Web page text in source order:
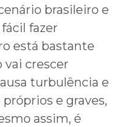
brasileiro e
fazer
está bastante
vai crescer
turbulência e
e graves,
assim, é